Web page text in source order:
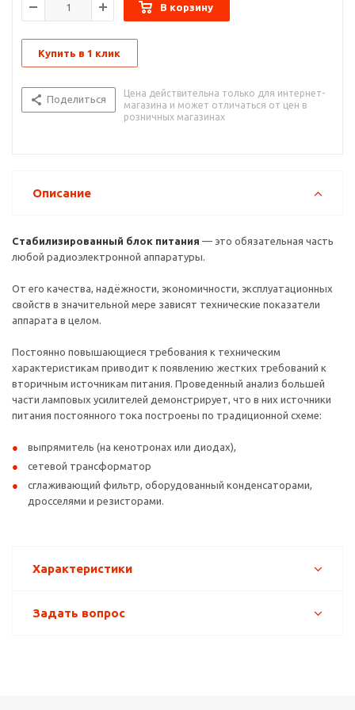
требований к вторичным источникам питания. Проведенный
что в них источники питания постоянного тока построены по
традиционной схеме:
В корзину
Купить в 1 клик
Поделиться
Цена действительна только для интернет-
магазина и может отличаться от цен в
розничных магазинах
Описание
Стабилизированный блок питания — это обязательная часть
любой радиоэлектронной аппаратуры.
От его качества, надёжности, экономичности, эксплуатационных
свойств в значительной мере зависят технические показатели
аппарата в целом.
Постоянно повышающиеся требования к техническим
характеристикам приводит к появлению жестких требований к
вторичным источникам питания. Проведенный анализ большей
части ламповых усилителей демонстрирует, что в них источники
питания постоянного тока построены по традиционной схеме:
выпрямитель (на кенотронах или диодах),
сетевой трансформатор
сглаживающий фильтр, оборудованный конденсаторами,
дросселями и резисторами.
Характеристики
Задать вопрос